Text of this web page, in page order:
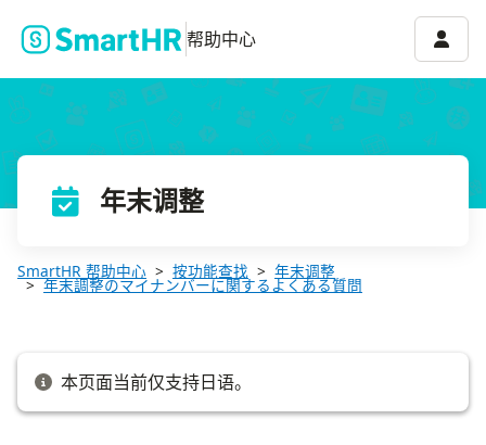
帮助中心 账号
年末调整
SmartHR 帮助中心 按功能查找 年末调整
年末調整のマイナンバーに関するよくある質問
本页面当前仅支持日语。